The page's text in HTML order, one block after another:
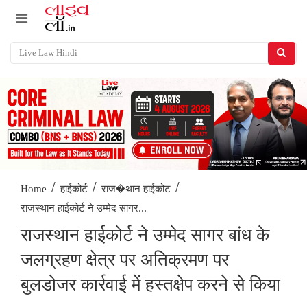
Home / हाईकोर्ट / राज�थान हाईकोट /
राजस्थान हाईकोर्ट ने उम्मेद सागर...
राजस्थान हाईकोर्ट ने उम्मेद सागर बांध के
जलग्रहण क्षेत्र पर अतिक्रमण पर
बुलडोजर कार्रवाई में हस्तक्षेप करने से किया